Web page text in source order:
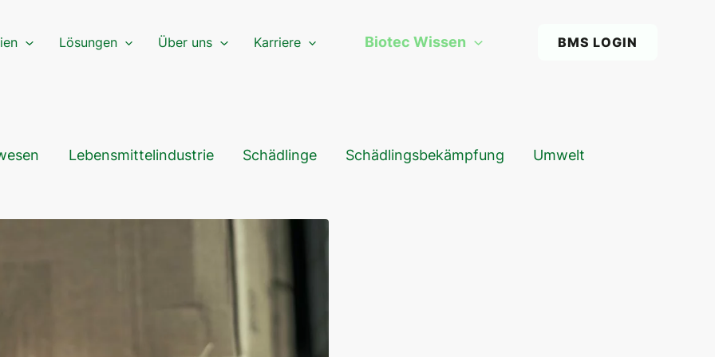
Lösungen Über uns Karriere Biotec Wissen BMS LOGIN
Lebensmittelindustrie Schädlinge Schädlingsbekämpfung Umwelt